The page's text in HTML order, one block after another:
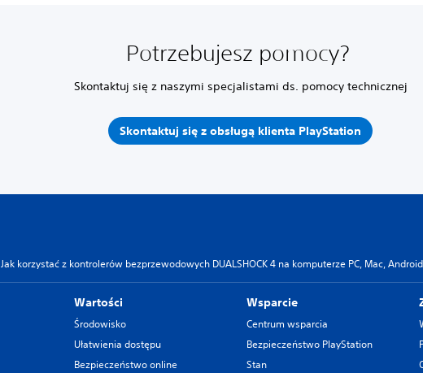
Potrzebujesz pomocy?
Skontaktuj się z naszymi specjalistami ds. pomocy technicznej
Skontaktuj się z obsługą klienta PlayStation
Jak korzystać z kontrolerów bezprzewodowych DUALSHOCK 4 na komputerze PC, Mac,
Wartości
Środowisko
Ułatwienia dostępu
Bezpieczeństwo online
Wsparcie
Centrum wsparcia
Bezpieczeństwo PlayStation
Stan